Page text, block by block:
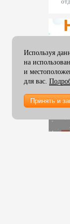
мм
мм
мм
мм
мм
мм
Используя
на
и
для вас.
Принять и